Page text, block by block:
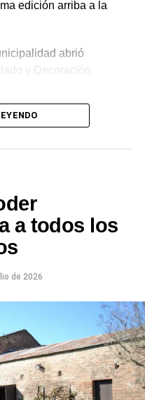
edición arriba a la
abrió
y Decoración
horas
Municipal
lunes a viernes, de
siguientes datos:
a todos los
de 2026